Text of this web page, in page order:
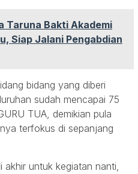
Taruna Bakti Akademi
Siap Jalani Pengabdian
bidang yang diberi
sudah mencapai 75
TUA, demikian pula
terfokus di sepanjang
akhir untuk kegiatan nanti,